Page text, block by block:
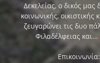
Δεκελείας, ο δικός
κοινωνικής, οικιστικής
ζευγαρώνει τις δυο
Φιλαδέλφειας και...
Επικοινωνία: